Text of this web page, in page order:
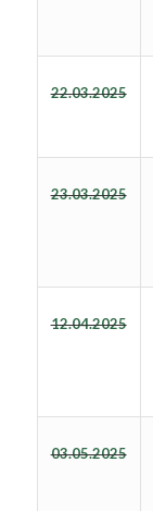
22.03.2025
23.03.2025
12.04.2025
03.05.2025